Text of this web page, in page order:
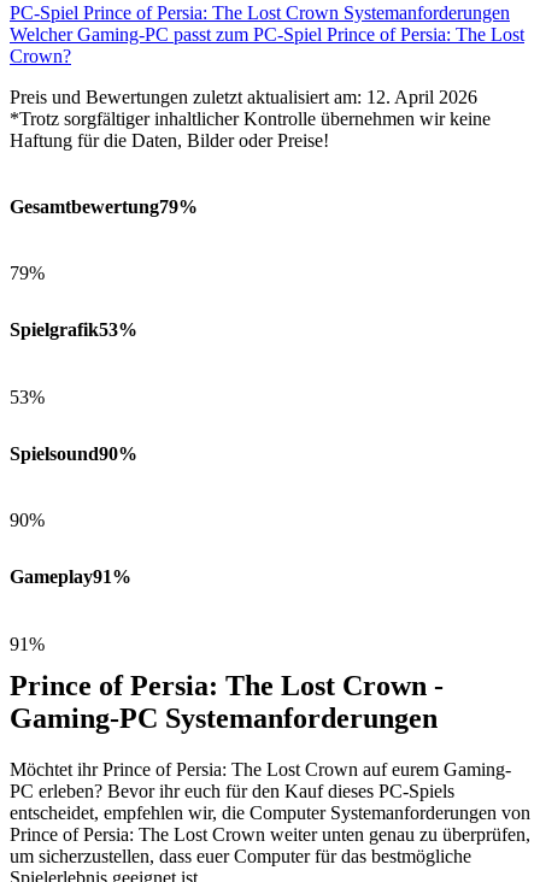
PC-Spiel Prince of Persia: The Lost Crown Systemanforderungen
Welcher Gaming-PC passt zum PC-Spiel Prince of Persia: The Lost
Crown?
Preis und Bewertungen zuletzt aktualisiert am: 12. April 2026
*Trotz sorgfältiger inhaltlicher Kontrolle übernehmen wir keine
Haftung für die Daten, Bilder oder Preise!
Gesamtbewertung79%
79%
Spielgrafik53%
53%
Spielsound90%
90%
Gameplay91%
91%
Prince of Persia: The Lost Crown -
Gaming-PC Systemanforderungen
Möchtet ihr Prince of Persia: The Lost Crown auf eurem Gaming-
PC erleben? Bevor ihr euch für den Kauf dieses PC-Spiels
entscheidet, empfehlen wir, die Computer Systemanforderungen von
Prince of Persia: The Lost Crown weiter unten genau zu überprüfen,
um sicherzustellen, dass euer Computer für das bestmögliche
Spielerlebnis geeignet ist.